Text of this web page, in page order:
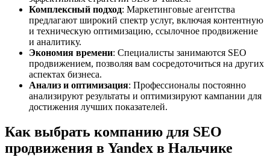
Комплексный подход: Маркетинговые агентства
предлагают широкий спектр услуг, включая контентную
и техническую оптимизацию, ссылочное продвижение
и аналитику.
Экономия времени: Специалисты занимаются SEO
продвижением, позволяя вам сосредоточиться на других
аспектах бизнеса.
Анализ и оптимизация: Профессионалы постоянно
анализируют результаты и оптимизируют кампании для
достижения лучших показателей.
Как выбрать компанию для SEO
продвижения в Yandex в Нальчике